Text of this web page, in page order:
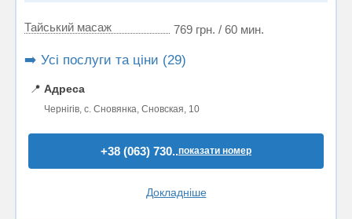
Тайський масаж 769 грн. / 60 мин.
➡️ Усі послуги та ціни (29)
📍 Адреса
Чернігів, с. Сновянка, Сновская, 10
+38 (063) 730..показати номер
Докладніше